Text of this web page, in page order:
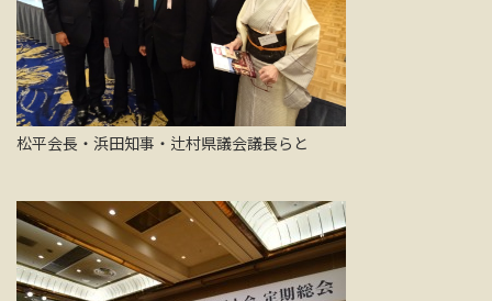
松平会長・浜田知事・辻村県議会議長らと